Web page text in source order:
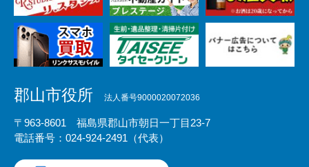
郡山市役所 法人番号9000020072036
〒963-8601 福島県郡山市朝日一丁目23-7
電話番号：024-924-2491（代表）